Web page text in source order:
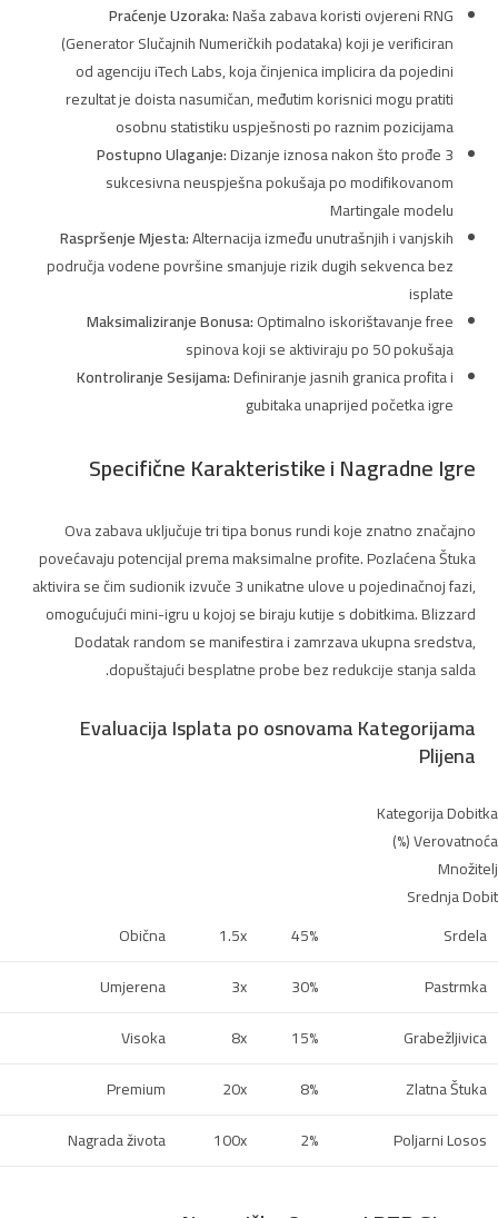
Praćenje Uzoraka:Naša zabava koristi ovjereni RNG
(Generator Slučajnih Numeričkih podataka) koji je verificiran
od agenciju iTech Labs, koja činjenica implicira da pojedini
rezultat je doista nasumičan, međutim korisnici mogu pratiti
osobnu statistiku uspješnosti po raznim pozicijama
Postupno Ulaganje:Dizanje iznosa nakon što prođe 3
sukcesivna neuspješna pokušaja po modifikovanom
Martingale modelu
Raspršenje Mjesta:Alternacija između unutrašnjih i vanjskih
područja vodene površine smanjuje rizik dugih sekvenca bez
isplate
Maksimaliziranje Bonusa:Optimalno iskorištavanje free
spinova koji se aktiviraju po 50 pokušaja
Kontroliranje Sesijama:Definiranje jasnih granica profita i
gubitaka unaprijed početka igre
Specifične Karakteristike i Nagradne Igre
Ova zabava uključuje tri tipa bonus rundi koje znatno značajno
povećavaju potencijal prema maksimalne profite. Pozlaćena Štuka
aktivira se čim sudionik izvuče 3 unikatne ulove u pojedinačnoj fazi,
omogućujući mini-igru u kojoj se biraju kutije s dobitkima. Blizzard
Dodatak random se manifestira i zamrzava ukupna sredstva,
dopuštajući besplatne probe bez redukcije stanja salda.
Evaluacija Isplata po osnovama Kategorijama
Plijena
Kategorija Dobitka
Verovatnoća (%)
Množitelj
Srednja Dobit
Srdela
45%
1.5x
Obična
Pastrmka
30%
3x
Umjerena
Grabežljivica
15%
8x
Visoka
Zlatna Štuka
8%
20x
Premium
Poljarni Losos
2%
100x
Nagrada života